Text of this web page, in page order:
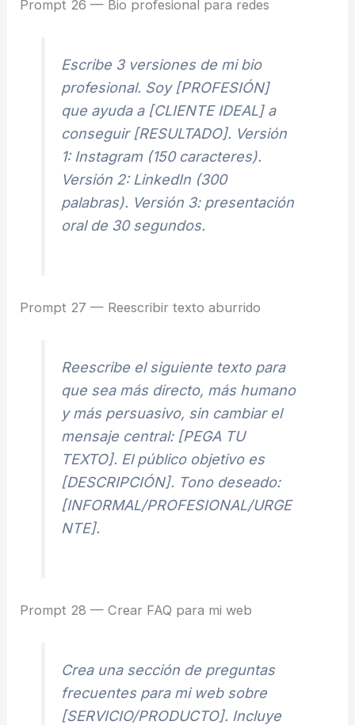
Prompt 26 — Bio profesional para redes
Escribe 3 versiones de mi bio
profesional. Soy [PROFESIÓN]
que ayuda a [CLIENTE IDEAL] a
conseguir [RESULTADO]. Versión
1: Instagram (150 caracteres).
Versión 2: LinkedIn (300
palabras). Versión 3: presentación
oral de 30 segundos.
Prompt 27 — Reescribir texto aburrido
Reescribe el siguiente texto para
que sea más directo, más humano
y más persuasivo, sin cambiar el
mensaje central: [PEGA TU
TEXTO]. El público objetivo es
[DESCRIPCIÓN]. Tono deseado:
[INFORMAL/PROFESIONAL/URGE
NTE].
Prompt 28 — Crear FAQ para mi web
Crea una sección de preguntas
frecuentes para mi web sobre
[SERVICIO/PRODUCTO]. Incluye